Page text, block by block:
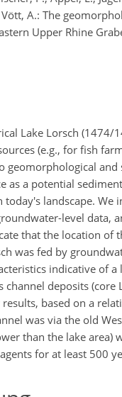
A.: The
Upper Rhine
Lake Lorsch (1474/
(e.g., for fish
geomorphological
as a potential
today's landscape.
level data,
that the location
was fed by
indicative of
channel deposits
results, based on a
was via the old
than the lake area)
for at least 500